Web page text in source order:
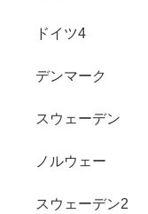
ドイツ4
デンマーク
スウェーデン
ノルウェー
スウェーデン2